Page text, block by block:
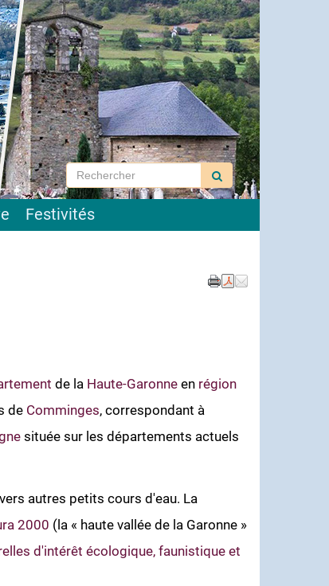
Festivités
de la Haute-Garonneen région
de Comminges, correspondant à
située sur les départements actuels
autres petits cours d'eau. La
2000 (la « haute vallée de la Garonne »
d'intérêt écologique, faunistique et